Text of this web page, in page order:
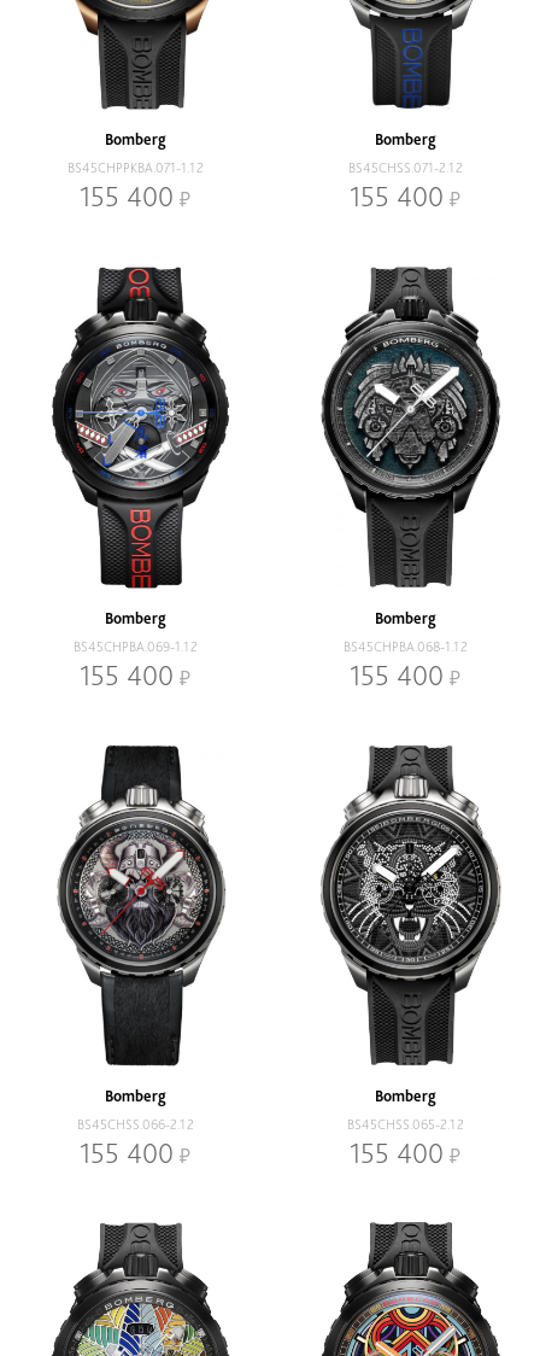
Bomberg
BS45CHPPKBA.071-1.12
155 400
Bomberg
BS45CHSS.071-2.12
155 400
Bomberg
BS45CHPBA.069-1.12
155 400
Bomberg
BS45CHPBA.068-1.12
155 400
Bomberg
BS45CHSS.066-2.12
155 400
Bomberg
BS45CHSS.065-2.12
155 400